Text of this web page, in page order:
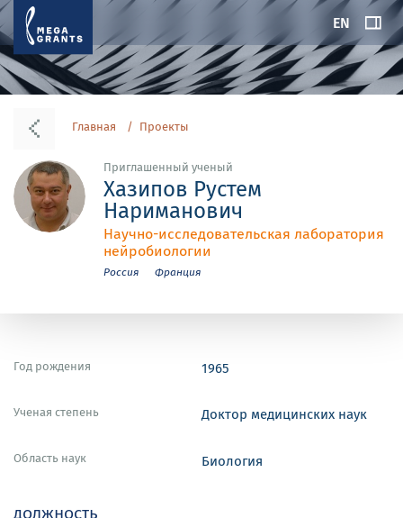
EN
Главная Проекты
Приглашенный ученый
Хазипов Рустем
Нариманович
Научно-исследовательская лаборатория
нейробиологии
Россия Франция
Год рождения 1965
Ученая степень Доктор медицинских наук
Область наук Биология
должность